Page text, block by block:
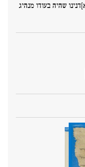
שהיה בעודו מנהיג